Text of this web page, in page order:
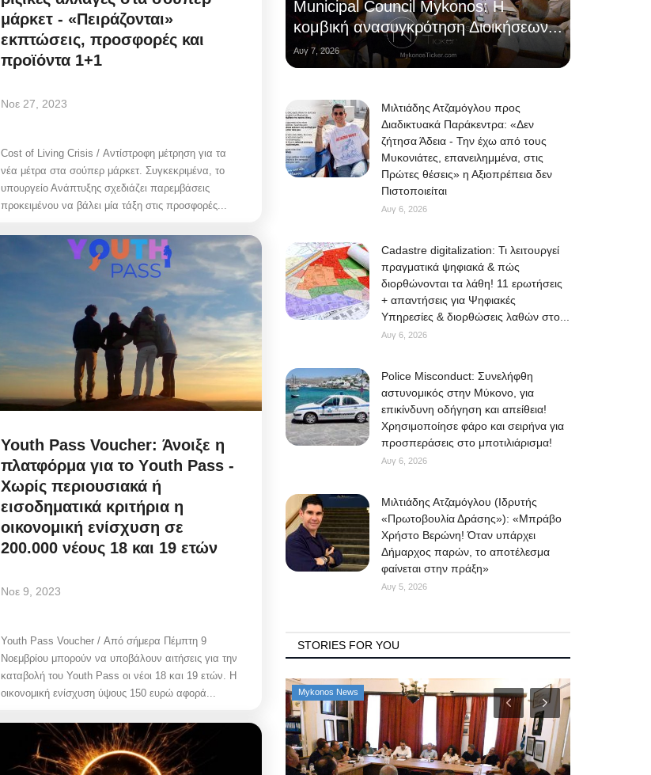
μάρκετ - «Πειράζονται»
εκπτώσεις, προσφορές και
προϊόντα 1+1
Νοε 27, 2023
Cost of Living Crisis / Αντίστροφη μέτρηση για τα
νέα μέτρα στα σούπερ μάρκετ. Συγκεκριμένα, το
υπουργείο Ανάπτυξης σχεδιάζει παρεμβάσεις
προκειμένου να βάλει μία τάξη στις προσφορές...
Youth Pass Voucher: Άνοιξε η
πλατφόρμα για το Υouth Pass -
Χωρίς περιουσιακά ή
εισοδηματικά κριτήρια η
οικονομική ενίσχυση σε
200.000 νέους 18 και 19 ετών
Νοε 9, 2023
Youth Pass Voucher / Από σήμερα Πέμπτη 9
Νοεμβρίου μπορούν να υποβάλουν αιτήσεις για την
καταβολή του Youth Pass οι νέοι 18 και 19 ετών. Η
οικονομική ενίσχυση ύψους 150 ευρώ αφορά...
Municipal Council Mykonos: Η
κομβική ανασυγκρότηση Διοικήσεων...
Αυγ 7, 2026
Μιλτιάδης Ατζαμόγλου προς
Διαδικτυακά Παράκεντρα: «Δεν
ζήτησα Άδεια - Την έχω από τους
Μυκονιάτες, επανειλημμένα, στις
Πρώτες θέσεις» η Αξιοπρέπεια δεν
Πιστοποιείται
Αυγ 6, 2026
Cadastre digitalization: Τι λειτουργεί
πραγματικά ψηφιακά & πώς
διορθώνονται τα λάθη! 11 ερωτήσεις
+ απαντήσεις για Ψηφιακές
Υπηρεσίες & διορθώσεις λαθών στο...
Αυγ 6, 2026
Police Misconduct: Συνελήφθη
αστυνομικός στην Μύκονο, για
επικίνδυνη οδήγηση και απείθεια!
Χρησιμοποίησε φάρο και σειρήνα για
προσπεράσεις στο μποτιλιάρισμα!
Αυγ 6, 2026
Μιλτιάδης Ατζαμόγλου (Ιδρυτής
«Πρωτοβουλία Δράσης»): «Μπράβο
Χρήστο Βερώνη! Όταν υπάρχει
Δήμαρχος παρών, το αποτέλεσμα
φαίνεται στην πράξη»
Αυγ 5, 2026
STORIES FOR YOU
Mykonos News Mykonos News